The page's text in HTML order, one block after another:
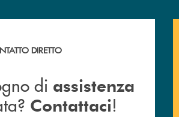
assistenza immediata? Contattaci !
DIRETTO
di assistenza
Contattaci!